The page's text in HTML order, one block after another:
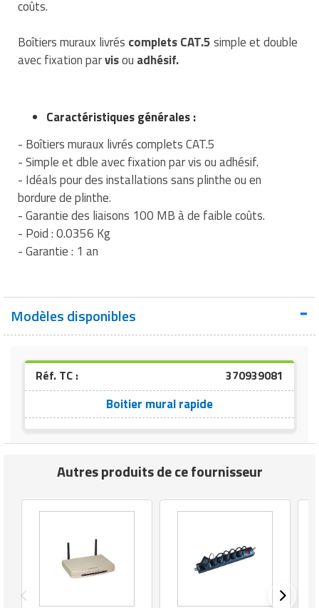
Vêtements personnalisés
Traitement de l'air
Traitement des eaux
Transformateur électrique
Tubes et profilés
Tuyau flexible
Tuyau galvanisé
Tuyau renforcé
Tapis et caillebotis
Traitement du linge
Vestiaires et casiers
Equipements de football
Equipements de karting
Equipements pour roller
Equipements pour skateboard
Equipements pour stade et terrain
sportif
Jeu gymnique
Loisirs
Matériel de fitness
Matériel de musculation
Vêtement sportif
Pétrin professionnel
Piano de cuisson
Pompes à sauce
Portes commandes restaurant
Présentoir pour restaurant
Réchaud professionnel
Réfrigérateur professionnel
Robinetterie professionnelle
Sautause professionnelle
Table de cuisson professionnelle
Tables de préparation réfrigérées
Ustensile de cuisine
Vaisselle restaurant
Vitrines réfrigérées
coûts.
Boîtiers muraux livrés complets CAT.5simple et double
avec fixation parvisou adhésif.
Caractéristiques générales :
- Boîtiers muraux livrés complets CAT.5
- Simple et dble avec fixation par vis ou adhésif.
- Idéals pour des installations sans plinthe ou en
bordure de plinthe.
- Garantie des liaisons 100 MB à de faible coûts.
- Poid : 0.0356 Kg
- Garantie : 1 an
Modèles disponibles
Réf. TC : 370939081
Boitier mural rapide
Autres produits de ce fournisseur